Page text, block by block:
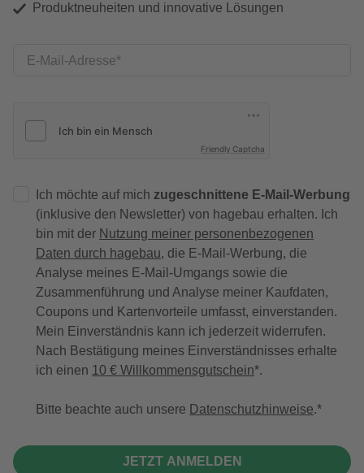
Produktneuheiten und innovative Lösungen
E-Mail-Adresse
Friendly Captcha
Ich möchte auf mich zugeschnittene E-Mail-Werbung
(inklusive den Newsletter) von hagebau erhalten. Ich
bin mit der Nutzung meiner personenbezogenen
Daten durch hagebau, die E-Mail-Werbung, die
Analyse meines E-Mail-Umgangs sowie die
Zusammenführung und Analyse meiner Kaufdaten,
Coupons und Kartenvorteile umfasst, einverstanden.
Mein Einverständnis kann ich jederzeit widerrufen.
Nach Bestätigung meines Einverständnisses erhalte
ich einen 10 € Willkommensgutschein*.
Bitte beachte auch unsere Datenschutzhinweise.
JETZT ANMELDEN